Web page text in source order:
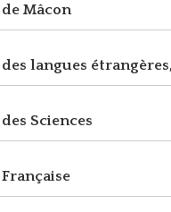
Mâcon
langues
Sciences